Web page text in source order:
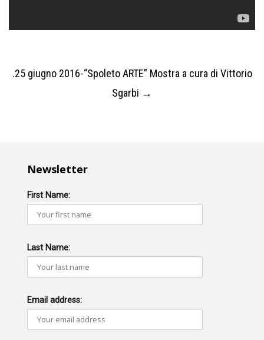
Post
.25 giugno 2016-“Spoleto ARTE” Mostra a cura di Vittorio
Sgarbi →
Newsletter
First Name:
Last Name:
Email address: